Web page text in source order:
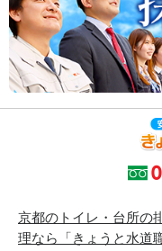
京都のトイレ・台所の
理なら「きょうと水道